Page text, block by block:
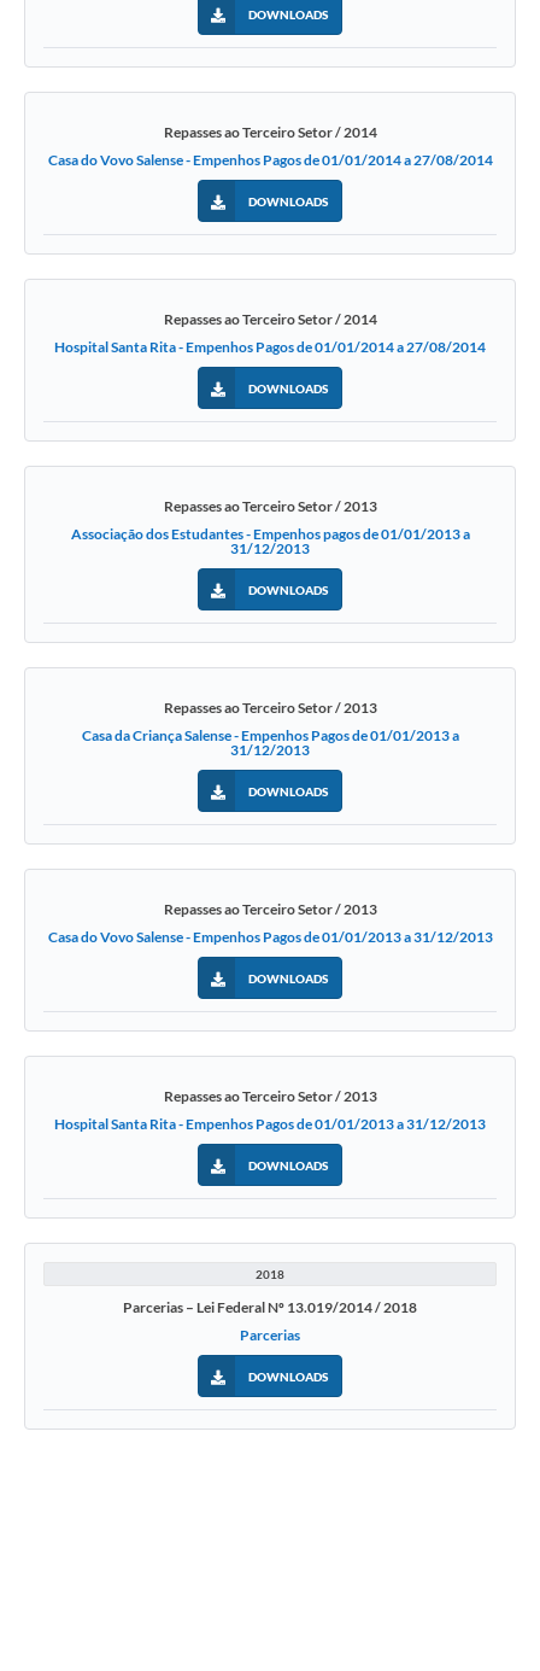
DOWNLOADS
Repasses ao Terceiro Setor / 2014
Casa do Vovo Salense - Empenhos Pagos de 01/01/2014 a 27/08/2014
DOWNLOADS
Repasses ao Terceiro Setor / 2014
Hospital Santa Rita - Empenhos Pagos de 01/01/2014 a 27/08/2014
DOWNLOADS
Repasses ao Terceiro Setor / 2013
Associação dos Estudantes - Empenhos pagos de 01/01/2013 a
31/12/2013
DOWNLOADS
Repasses ao Terceiro Setor / 2013
Casa da Criança Salense - Empenhos Pagos de 01/01/2013 a
31/12/2013
DOWNLOADS
Repasses ao Terceiro Setor / 2013
Casa do Vovo Salense - Empenhos Pagos de 01/01/2013 a 31/12/2013
DOWNLOADS
Repasses ao Terceiro Setor / 2013
Hospital Santa Rita - Empenhos Pagos de 01/01/2013 a 31/12/2013
DOWNLOADS
2018
Parcerias – Lei Federal Nº 13.019/2014 / 2018
Parcerias
DOWNLOADS